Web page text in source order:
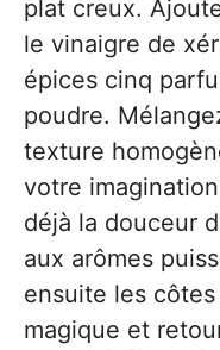
plat creux.
le vinaigre de
épices cinq
poudre.
texture
votre
déjà la douceur
aux arômes
ensuite les
magique et